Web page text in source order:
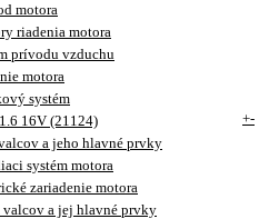
motora
riadenia motora
prívodu vzduchu
motora
systém
16V (21124)
+-
a jeho hlavné prvky
systém motora
zariadenie motora
valcov a jej hlavné prvky